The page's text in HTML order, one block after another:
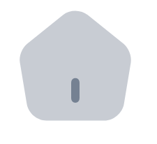
Distributeurs
Intégrez un ATM
API Bitnovo
Intégrez notre API